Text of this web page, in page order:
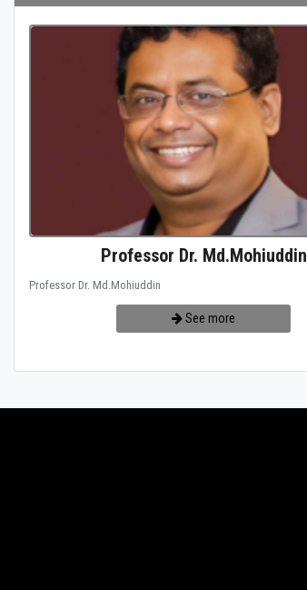
Professor Dr. Md.Mohiuddin
Professor Dr. Md.Mohiuddin
See more